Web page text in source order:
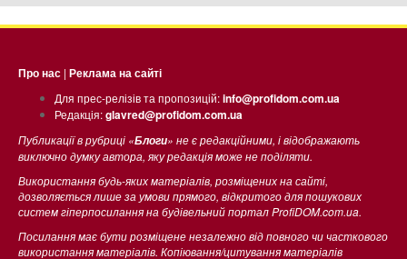
Про нас | Реклама на сайті
Для прес-релізів та пропозицій:info@profidom.com.ua
Редакція:glavred@profidom.com.ua
Публикації в рубриці «Блоги» не є редакційними, і відображають
виключно думку автора, яку редакція може не поділяти.
Використання будь-яких матеріалів, розміщених на сайті,
дозволяється лише за умови прямого, відкритого для пошукових
систем гіперпосилання на будівельний портал ProfiDOM.com.ua.
Посилання має бути розміщене незалежно від повного чи часткового
використання матеріалів. Копіювання/цитування матеріалів